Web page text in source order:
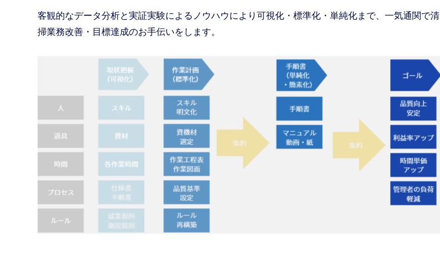
客観的なデータ分析と実証実験によるノウハウにより可視化・標準化・単純化まで、一気通関で清
掃業務改善・目標達成のお手伝いをします。